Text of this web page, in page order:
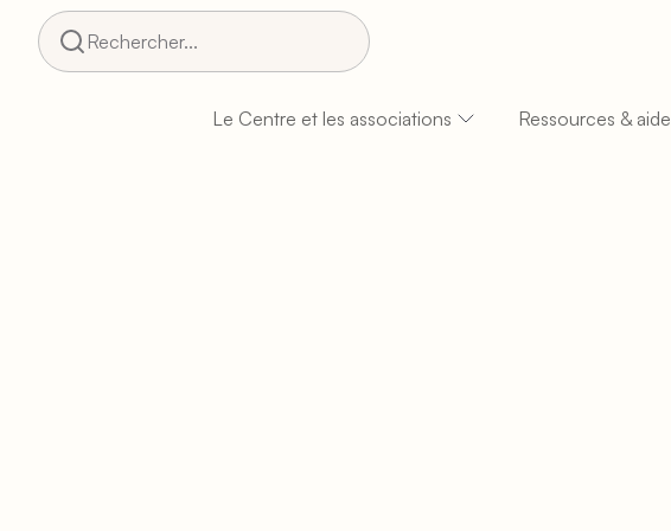
Rechercher...
Le Centre et les associations Ressources & aide